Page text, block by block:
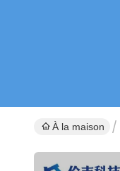
À la maison